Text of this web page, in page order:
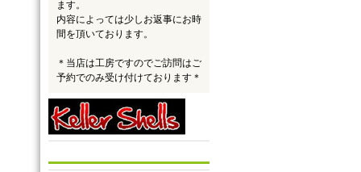
ます。
内容によっては少しお返事にお時
間を頂いております。
＊当店は工房ですのでご訪問はご
予約でのみ受け付けております＊